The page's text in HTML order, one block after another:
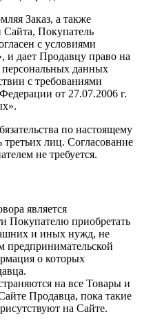
Заказ, а также
Покупатель
с условиями
и дает Продавцу право на
персональных данных
с требованиями
от 27.07.2006 г.
по настоящему
лиц. Согласование
не требуется.
является
Покупателю приобретать
и иных нужд, не
предпринимательской
о которых
на все Товары и
Продавца, пока такие
на Сайте.